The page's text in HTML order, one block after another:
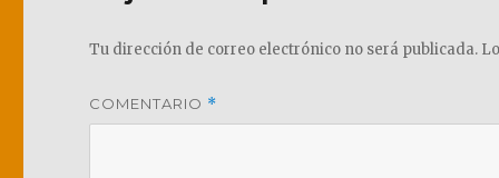
Tu dirección de correo electrónico no será publicada.
COMENTARIO *